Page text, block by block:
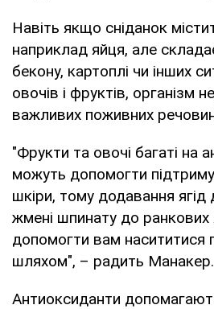
Навіть якщо сніданок
наприклад яйця, але
бекону, картоплі чи інших
овочів і фруктів, організм
важливих поживних
"Фрукти та овочі багаті на
можуть допомогти
шкіри, тому додавання ягід
жмені шпинату до
допомогти вам насититися
шляхом", – радить Манакер.
Антиоксиданти